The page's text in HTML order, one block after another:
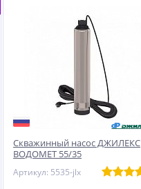
Скважинный насос ДЖИЛЕКС
ВОДОМЕТ 55/35
Артикул: 5535-jlx